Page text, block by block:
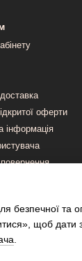
оферти
інформація
безпечної та
щоб дати